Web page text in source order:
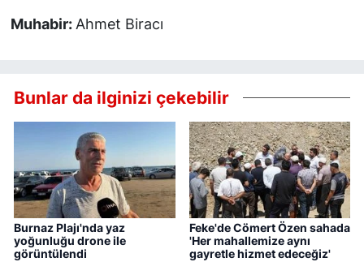
Muhabir: Ahmet Biracı
Bunlar da ilginizi çekebilir
Burnaz Plajı'nda yaz
yoğunluğu drone ile
görüntülendi
Feke'de Cömert Özen sahada
'Her mahallemize aynı
gayretle hizmet edeceğiz'